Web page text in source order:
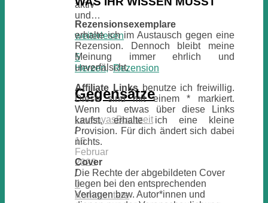
aktiv
und…
weiterlesen
5
Herzen,Rezension
Gegensätze
LevenyasBuchzeit
/
16.
Februar
2023
/
0
Kommentare
Rezensionsexemplare
erhalte ich im Austausch gegen eine
Rezension. Dennoch bleibt meine
Meinung immer ehrlich und
unverfälscht.
Affiliate Linksbenutze ich freiwillig.
Diese sind mit einem * markiert.
Wenn du etwas über diese Links
kaufst, erhalte ich eine kleine
Provision. Für dich ändert sich dabei
nichts.
Cover
Die Rechte der abgebildeten Cover
liegen bei den entsprechenden
Verlagen bzw. Autor*innen und